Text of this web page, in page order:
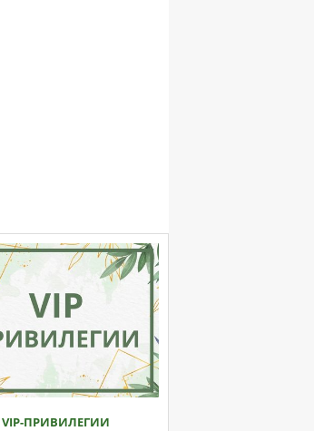
VIP-ПРИВИЛЕГИИ